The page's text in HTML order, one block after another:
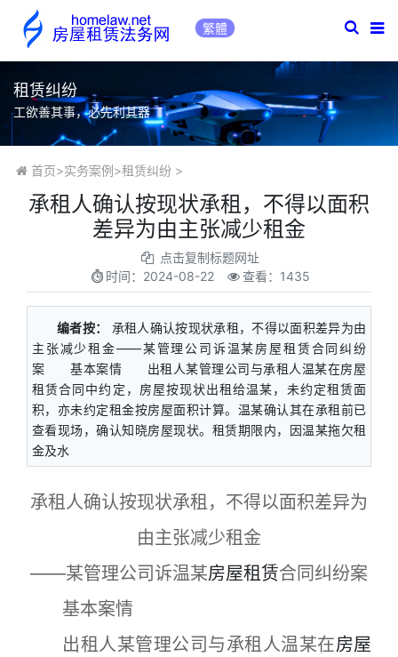
繁體
租赁纠纷
工欲善其事，必先利其器
首页>实务案例 >租赁纠纷>
承租人确认按现状承租，不得以面积
差异为由主张减少租金
点击复制标题网址
时间： 2024-08-22 查看：1435
编者按：
承租人确认按现状承租，不得以面积差异为由
主张减少租金——某管理公司诉温某房屋租赁合同纠纷
案 基本案情 出租人某管理公司与承租人温某在房屋
租赁合同中约定，房屋按现状出租给温某，未约定租赁面
积，亦未约定租金按房屋面积计算。温某确认其在承租前已
查看现场，确认知晓房屋现状。租赁期限内，因温某拖欠租
金及水
承租人确认按现状承租，不得以面积差异为
由主张减少租金
——某管理公司诉温某房屋租赁合同纠纷案
基本案情
出租人某管理公司与承租人温某在房屋